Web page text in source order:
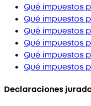
Qué impuestos
Qué impuestos
Qué impuestos
Qué impuestos
Qué impuestos
Qué impuestos
Declaraciones